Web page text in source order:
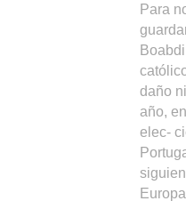
Para
daño
año,
elec-